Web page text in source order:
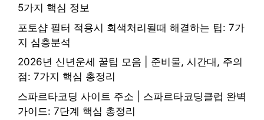
5가지 핵심 정보
포토샵 필터 적용시 회색처리될때 해결하는 팁: 7가
지 심층분석
2026년 신년운세 꿀팁 모음 | 준비물, 시간대, 주의
점: 7가지 핵심 총정리
스파르타코딩 사이트 주소 | 스파르타코딩클럽 완벽
가이드: 7단계 핵심 총정리